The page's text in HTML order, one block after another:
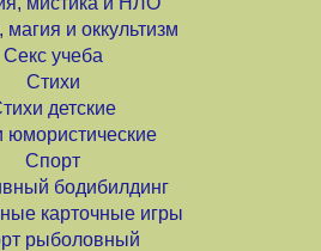
магия и оккультизм
Секс учеба
Стихи
детские
юмористические
Спорт
бодибилдинг
карточные игры
рыболовный